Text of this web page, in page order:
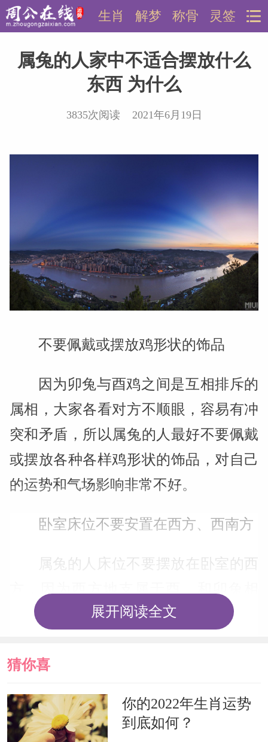
灵签
称骨
解梦
生肖
属兔的人家中不适合摆放什么
东西 为什么
3835次阅读 2021年6月19日
不要佩戴或摆放鸡形状的饰品
因为卯兔与酉鸡之间是互相排斥的
属相，大家各看对方不顺眼，容易有冲
突和矛盾，所以属兔的人最好不要佩戴
或摆放各种各样鸡形状的饰品，对自己
的运势和气场影响非常不好。
卧室床位不要安置在西方、西南方
属兔的人床位不要摆放在卧室的西
冲，会对属兔人产生不利影响。还有就
在地支上表示为未、申，而未申刚好是
布局要远离这两个方位。
展开阅读全文
猜你喜
欢
你的2022年生肖运势
到底如何？